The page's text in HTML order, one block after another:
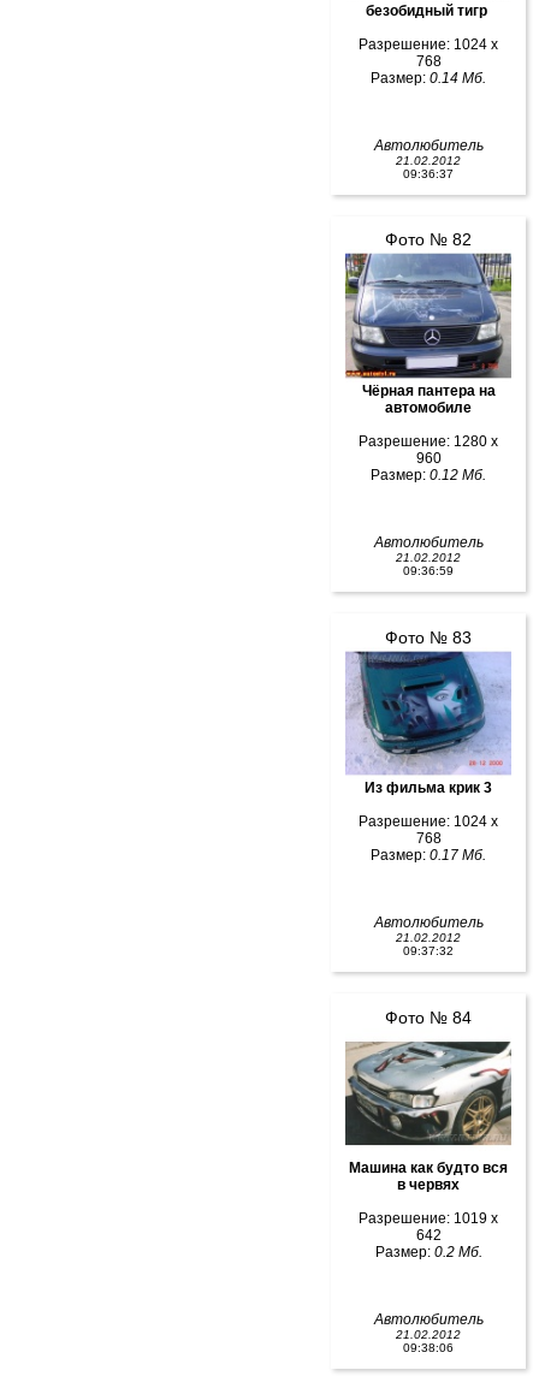
безобидный тигр
Разрешение: 1024 x
768
Размер: 0.14 Мб.
Автолюбитель
21.02.2012
09:36:37
Фото № 82
Чёрная пантера на
автомобиле
Разрешение: 1280 x
960
Размер: 0.12 Мб.
Автолюбитель
21.02.2012
09:36:59
Фото № 83
Из фильма крик 3
Разрешение: 1024 x
768
Размер: 0.17 Мб.
Автолюбитель
21.02.2012
09:37:32
Фото № 84
Машина как будто вся
в червях
Разрешение: 1019 x
642
Размер: 0.2 Мб.
Автолюбитель
21.02.2012
09:38:06